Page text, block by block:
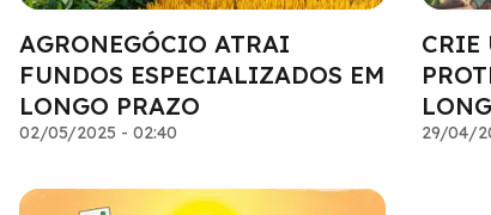
AGRONEGÓCIO ATRAI
FUNDOS ESPECIALIZADOS EM
LONGO PRAZO
02/05/2025 - 02:40
CRIE
29/04/